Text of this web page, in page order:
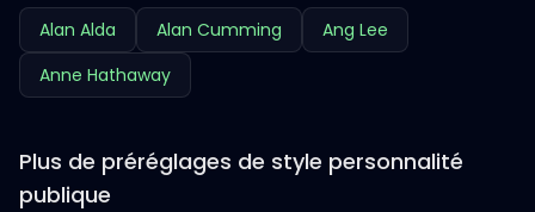
Alan Alda Alan Cumming
Ang Lee
Anne Hathaway
Plus de préréglages de style personnalité
publique